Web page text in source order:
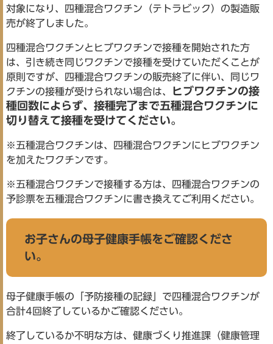
対象になり、四種混合ワクチン（テトラビック）の製造販
売が終了しました。
四種混合ワクチンとヒブワクチンで接種を開始された方
は、引き続き同じワクチンで接種を受けていただくことが
原則ですが、四種混合ワクチンの販売終了に伴い、同じワ
クチンの接種が受けられない場合は、
ヒブワクチンの接
種回数によらず、接種完了まで五種混合ワクチンに
切り替えて接種を受けてください。
※五種混合ワクチンは、四種混合ワクチンにヒブワクチン
を加えたワクチンです。
※五種混合ワクチンで接種する方は、四種混合ワクチンの
予診票を五種混合ワクチンに書き換えてご利用ください。
お子さんの母子健康手帳をご確認くださ
い。
母子健康手帳の「予防接種の記録」で四種混合ワクチンが
合計4回終了しているかご確認ください。
終了しているか不明な方は、健康づくり推進課（健康管理